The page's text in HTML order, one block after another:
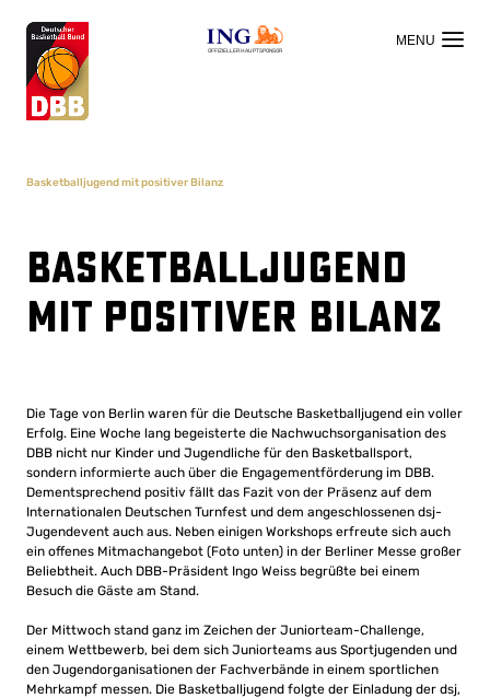
OFFIZIELLER HAUPTSPONSOR
Basketballjugend mit positiver Bilanz
Basketballjugend
mit positiver Bilanz
Die Tage von Berlin waren für die Deutsche Basketballjugend ein voller
Erfolg. Eine Woche lang begeisterte die Nachwuchsorganisation des
DBB nicht nur Kinder und Jugendliche für den Basketballsport,
sondern informierte auch über die Engagementförderung im DBB.
Dementsprechend positiv fällt das Fazit von der Präsenz auf dem
Internationalen Deutschen Turnfest und dem angeschlossenen dsj-
Jugendevent auch aus. Neben einigen Workshops erfreute sich auch
ein offenes Mitmachangebot (Foto unten) in der Berliner Messe großer
Beliebtheit. Auch DBB-Präsident Ingo Weiss begrüßte bei einem
Besuch die Gäste am Stand.
Der Mittwoch stand ganz im Zeichen der Juniorteam-Challenge,
einem Wettbewerb, bei dem sich Juniorteams aus Sportjugenden und
den Jugendorganisationen der Fachverbände in einem sportlichen
Mehrkampf messen. Die Basketballjugend folgte der Einladung der dsj,